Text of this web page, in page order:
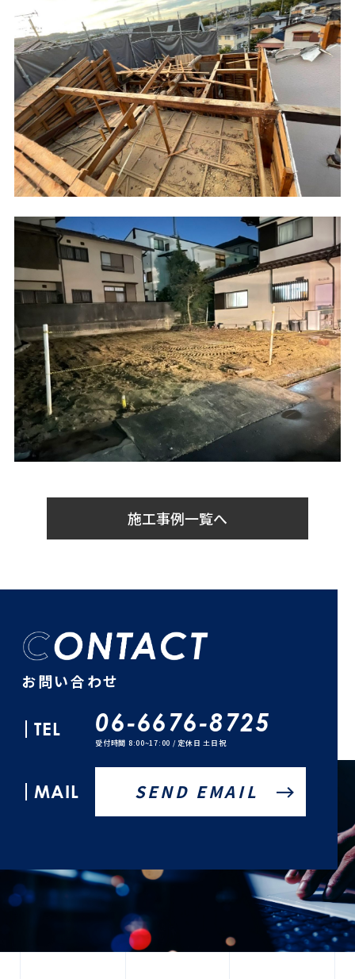
施工事例一覧へ
お問い合わせ
TEL 06-6676-8725
受付時間 8:00~17:00 / 定休日 土日祝
MAIL